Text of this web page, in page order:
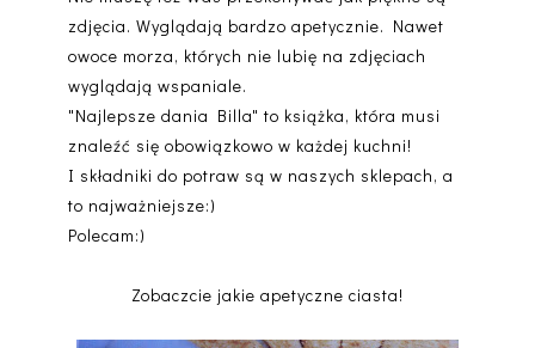
zdjęcia. Wyglądają bardzo apetycznie. Nawet
owoce morza, których nie lubię na zdjęciach
wyglądają wspaniale.
"Najlepsze dania Billa" to książka, która musi
znaleźć się obowiązkowo w każdej kuchni!
I składniki do potraw są w naszych sklepach, a
to najważniejsze:)
Polecam:)
Zobaczcie jakie apetyczne ciasta!